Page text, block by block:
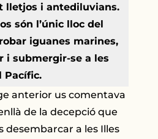
lletjos i antediluvians.
són l’únic lloc del
iguanes marines,
i submergir-se a les
Pacífic.
anterior us comentava
de la decepció que
desembarcar a les Illes